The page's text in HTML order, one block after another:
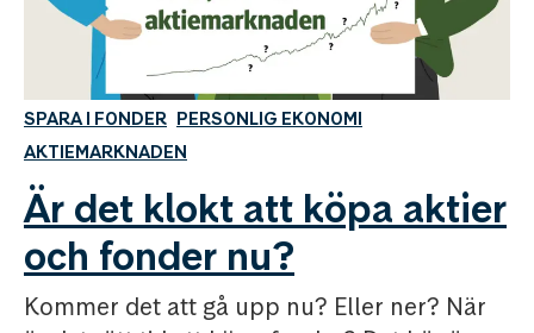
SPARA I FONDER PERSONLIG EKONOMI
AKTIEMARKNADEN
Är det klokt att köpa aktier
och fonder nu?
Kommer det att gå upp nu? Eller ner? När